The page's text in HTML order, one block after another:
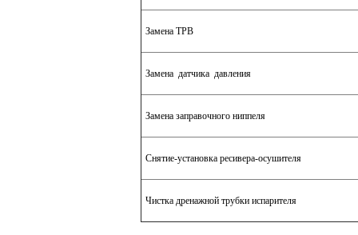
Замена ТРВ
Замена датчика давления
Замена заправочного ниппеля
Снятие-установка ресивера-осушителя
Чистка дренажной трубки испарителя